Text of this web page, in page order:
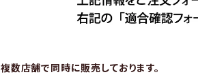
複数店舗で同時に販売しております。